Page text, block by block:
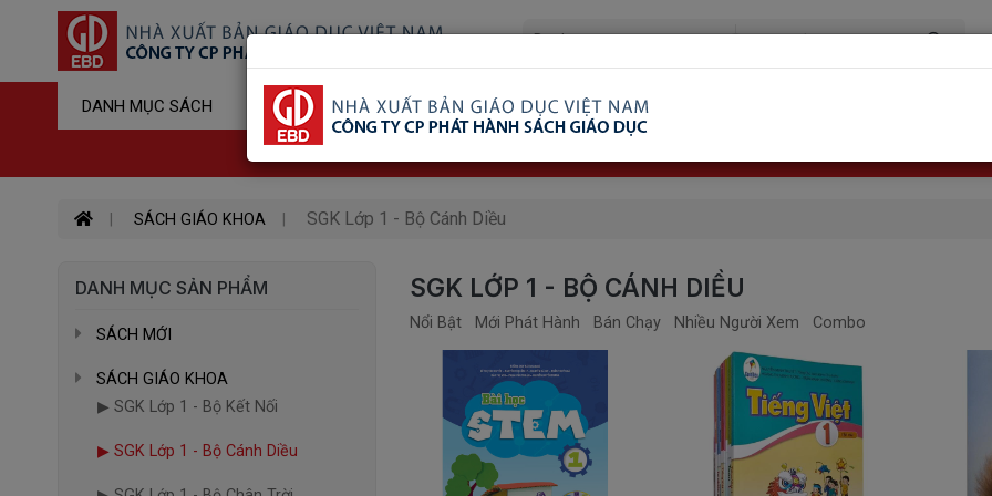
DANH MỤC SÁCH Sản Phẩm Đã Xem Ship COD Trên Toàn Quốc
SÁCH GIÁO KHOA SGK Lớp 1 - Bộ Cánh Diều
DANH MỤC SẢN PHẨM
SÁCH MỚI
SÁCH GIÁO KHOA
▶ SGK Lớp 1 - Bộ Kết Nối
▶ SGK Lớp 1 - Bộ Cánh Diều
SGK LỚP 1 - BỘ CÁNH DIỀU
Nổi Bật Mới Phát Hành Bán Chạy Nhiều Người Xem Combo